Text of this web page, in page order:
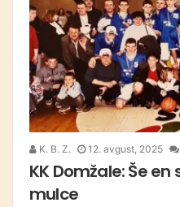
K. B. Z. 12. avgust, 2025
KK Domžale: Še
mulce